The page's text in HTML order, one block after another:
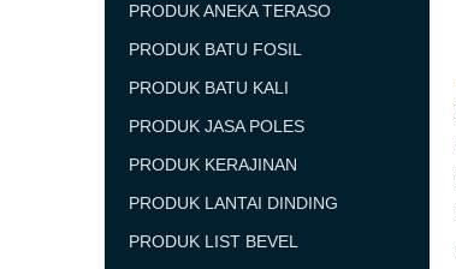
PRODUK ANEKA TERASO
PRODUK BATU FOSIL
PRODUK BATU KALI
PRODUK JASA POLES
PRODUK KERAJINAN
PRODUK LANTAI DINDING
PRODUK LIST BEVEL